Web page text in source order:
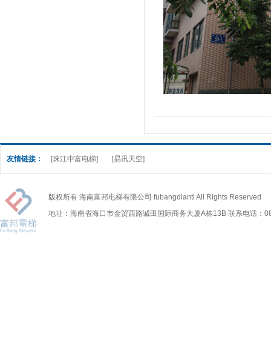
友情链接： [珠江中富电梯] [易讯天空]
版权所有 海南富邦电梯有限公司 fubangdianti All Rights Reserved
地址：海南省海口市金贸西路诚田国际商务大厦A栋13B 联系电话